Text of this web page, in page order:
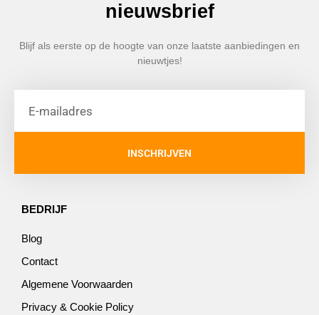
nieuwsbrief
Blijf als eerste op de hoogte van onze laatste aanbiedingen en
nieuwtjes!
INSCHRIJVEN
BEDRIJF
Blog
Contact
Algemene Voorwaarden
Privacy & Cookie Policy